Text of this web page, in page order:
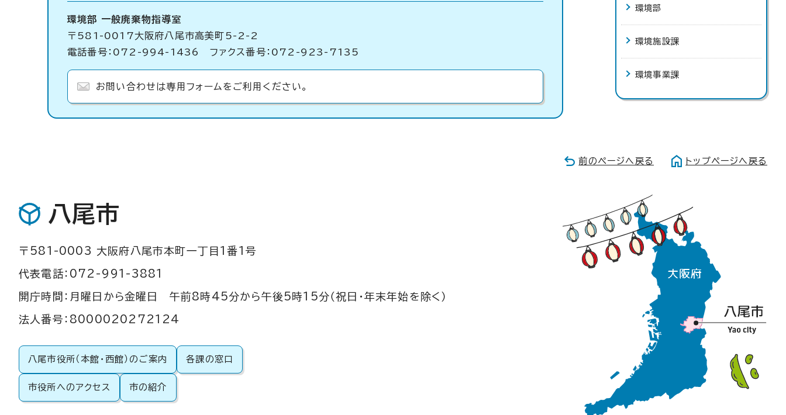
環境部 一般廃棄物指導室
〒581-0017大阪府八尾市高美町5-2-2
電話番号：072-994-1436 ファクス番号：072-923-7135
お問い合わせは専用フォームをご利用ください。
環境部
環境施設課
環境事業課
前のページへ戻る トップページへ戻る
八尾市
〒581-0003 大阪府八尾市本町一丁目1番1号
代表電話：072-991-3881
開庁時間：月曜日から金曜日 午前8時45分から午後5時15分（祝日・年末年始を除く）
法人番号：8000020272124
八尾市役所（本館・西館）のご案内 各課の窓口
市役所へのアクセス 市の紹介